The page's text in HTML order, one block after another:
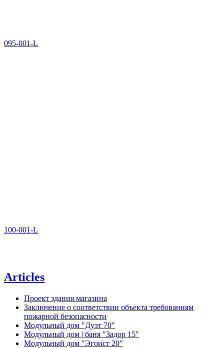
095-001-L
100-001-L
Articles
Проект здания магазина
Заключение о соответствии объекта требованиям
пожарной безопасности
Модульный дом "Дуэт 70"
Модульный дом | баня "Задор 15"
Модульный дом "Эгоист 20"